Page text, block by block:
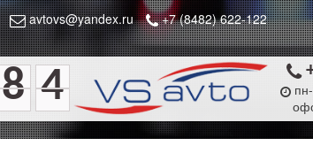
avtovs@yandex.ru +7 (8482) 622-122
8 4